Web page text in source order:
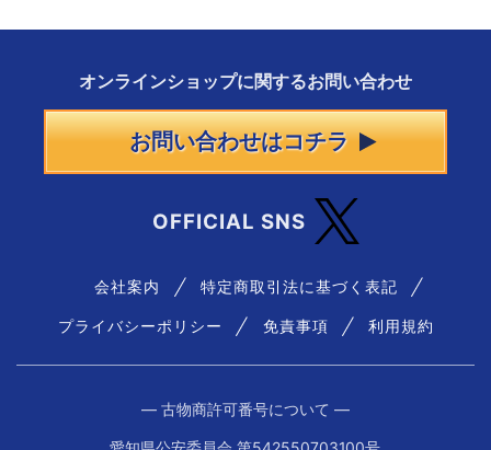
オンラインショップに関するお問い合わせ
お問い合わせはコチラ
OFFICIAL SNS
会社案内 特定商取引法に基づく表記
プライバシーポリシー 免責事項 利用規約
― 古物商許可番号について ―